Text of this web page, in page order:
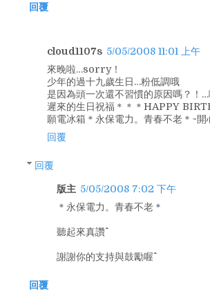
回覆
cloud1107s 5/05/2008 11:01 上午
來晚啦…sorry！
少年的過十九歲生日…粉低調哦
是因為頭一次還不習慣的原因嗎？！
遲來的生日祝福＊＊＊HAPPY
願電冰箱＊永保電力。青春不老＊~開
回覆
回覆
版主 5/05/2008 7:02 下午
＊永保電力。青春不老＊
聽起來真讚^^
謝謝你的支持與鼓勵喔^^
回覆